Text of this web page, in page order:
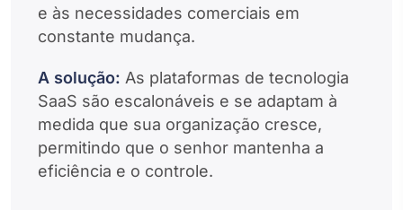
e às necessidades comerciais em
constante mudança.
A solução: As plataformas de tecnologia
SaaS são escalonáveis e se adaptam à
medida que sua organização cresce,
permitindo que o senhor mantenha a
eficiência e o controle.